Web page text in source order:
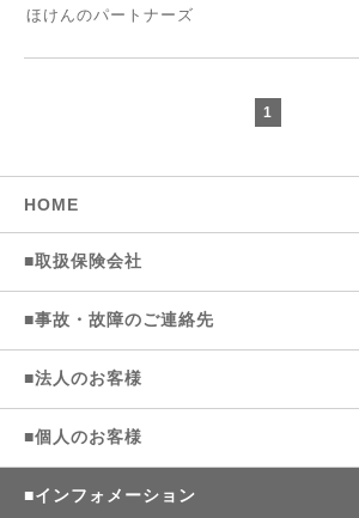
ほけんのパートナーズ
1
HOME
■取扱保険会社
■事故・故障のご連絡先
■法人のお客様
■個人のお客様
■インフォメーション